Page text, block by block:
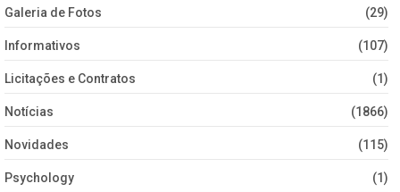
Galeria de Fotos (29)
Informativos (107)
Licitações e Contratos (1)
Notícias (1866)
Novidades (115)
Psychology (1)